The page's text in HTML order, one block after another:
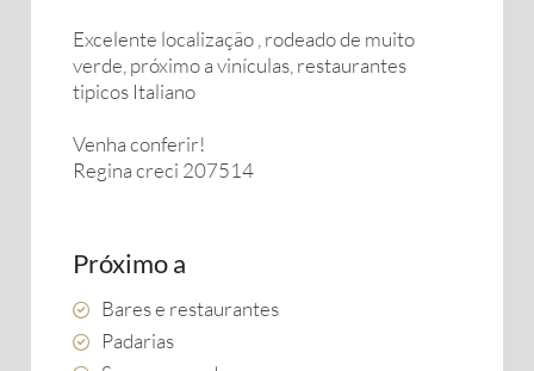
Excelente localização , rodeado de muito
verde, próximo a vinículas, restaurantes
tipicos Italiano
Venha conferir!
Regina creci 207514
Próximo a
Bares e restaurantes
Padarias